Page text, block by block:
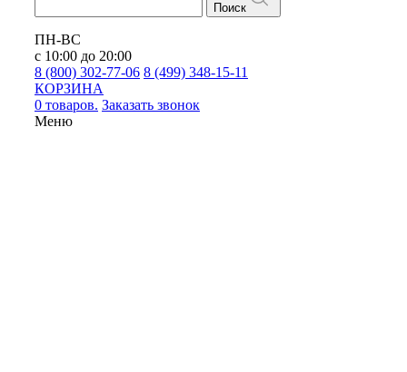
Поиск
ПН-ВС
с 10:00 до 20:00
8 (800) 302-77-06 8 (499) 348-15-11
КОРЗИНА
0 товаров. Заказать звонок
Меню